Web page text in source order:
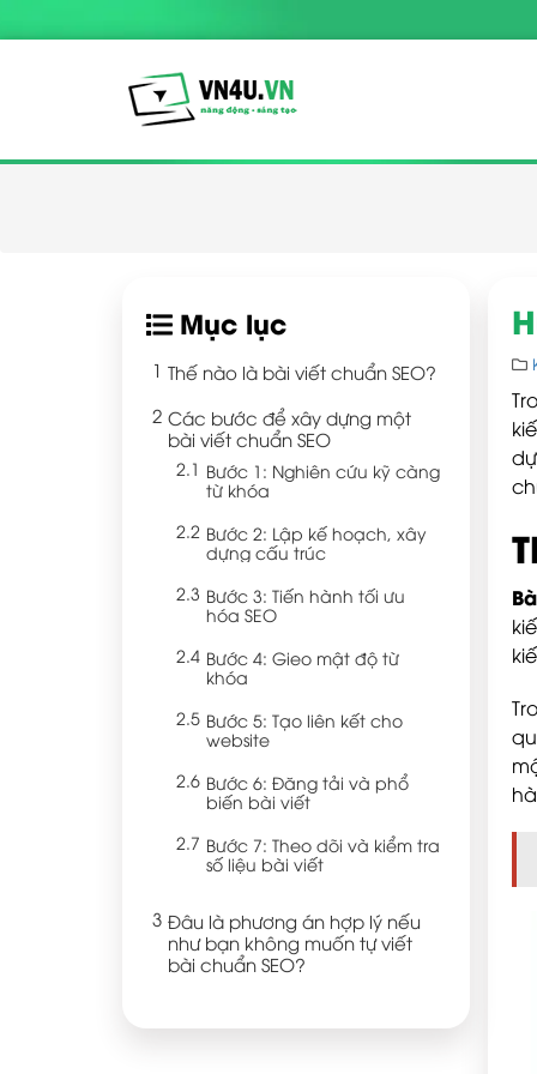
Mục lục
Thế nào là bài viết chuẩn SEO?
Các bước để xây dựng một
bài viết chuẩn SEO
Bước 1: Nghiên cứu kỹ càng
từ khóa
Bước 2: Lập kế hoạch, xây
dựng cấu trúc
Bước 3: Tiến hành tối ưu
hóa SEO
Bước 4: Gieo mật độ từ
khóa
Bước 5: Tạo liên kết cho
website
Bước 6: Đăng tải và phổ
biến bài viết
Bước 7: Theo dõi và kiểm tra
số liệu bài viết
Đâu là phương án hợp lý nếu
như bạn không muốn tự viết
bài chuẩn SEO?